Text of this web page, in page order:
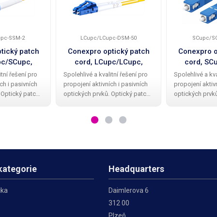
SSM-2
patch
SCupc,
2m
řešení pro
i pasivních
patch
LCupc/LCupc-DSM-50
Conexpro optický patch
cord, LCupc/LCupc,
Duplex, Singlemode
9/125, 50m
Spolehlivé a kvalitní řešení pro
propojení aktivních i pasivních
optických prvků. Optický patch
UPC broušením, odolné Single
SCupc/
Conexpro
cord,
Simplex,
9/
Spolehlivé a
propojení
optických
Headquarters
Daimlerova 6
312 00